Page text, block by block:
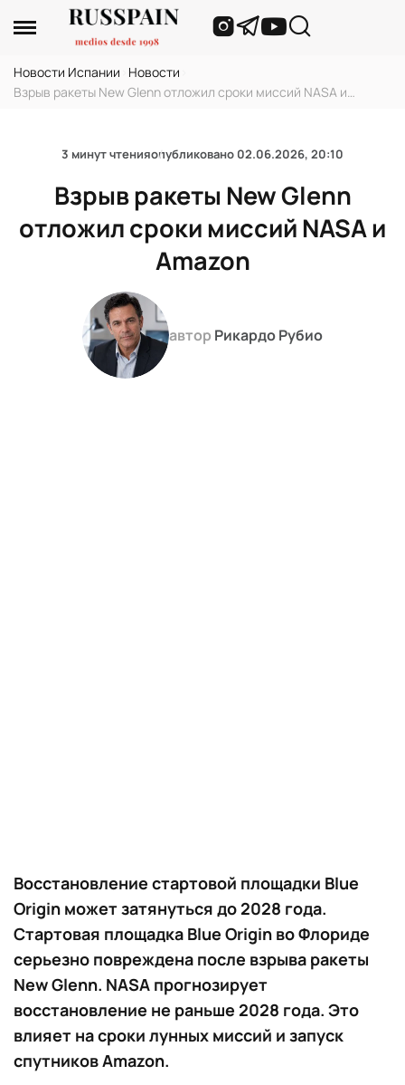
Новости Испании Новости
Взрыв ракеты New Glenn отложил сроки миссий NASA и
3 минут чтенияопубликовано 02.06.2026, 20:10
Взрыв ракеты New Glenn
отложил сроки миссий NASA и
Amazon
автор Рикардо Рубио
Восстановление стартовой площадки Blue
Origin может затянуться до 2028 года.
Стартовая площадка Blue Origin во Флориде
серьезно повреждена после взрыва ракеты
New Glenn. NASA прогнозирует
восстановление не раньше 2028 года. Это
влияет на сроки лунных миссий и запуск
спутников Amazon.